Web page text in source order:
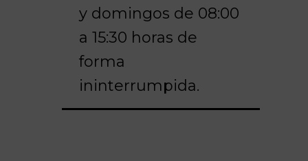
y domingos de 08:00
a 15:30 horas de
forma
ininterrumpida.